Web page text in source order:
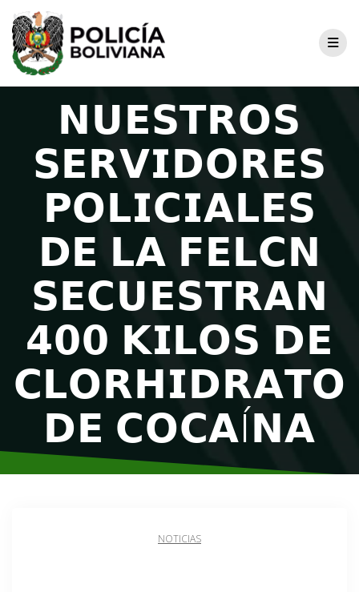
𝗡𝗨𝗘𝗦𝗧𝗥𝗢𝗦
𝗦𝗘𝗥𝗩𝗜𝗗𝗢𝗥𝗘𝗦
𝗣𝗢𝗟𝗜𝗖𝗜𝗔𝗟𝗘𝗦
𝗗𝗘 𝗟𝗔 𝗙𝗘𝗟𝗖𝗡
𝗦𝗘𝗖𝗨𝗘𝗦𝗧𝗥𝗔𝗡
𝟰𝟬𝟬 𝗞𝗜𝗟𝗢𝗦 𝗗𝗘
𝗖𝗟𝗢𝗥𝗛𝗜𝗗𝗥𝗔𝗧𝗢
𝗗𝗘 𝗖𝗢𝗖𝗔Í𝗡𝗔
NOTICIAS